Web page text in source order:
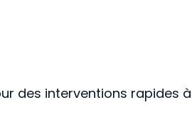
des interventions rapides à